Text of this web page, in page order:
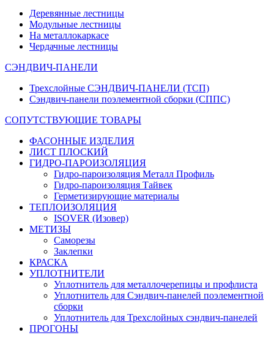
Деревянные лестницы
Модульные лестницы
На металлокаркасе
Чердачные лестницы
СЭНДВИЧ-ПАНЕЛИ
Трехслойные СЭНДВИЧ-ПАНЕЛИ (ТСП)
Сэндвич-панели поэлементной сборки (СППС)
СОПУТСТВУЮЩИЕ ТОВАРЫ
ФАСОННЫЕ ИЗДЕЛИЯ
ЛИСТ ПЛОСКИЙ
ГИДРО-ПАРОИЗОЛЯЦИЯ
Гидро-пароизоляция Металл Профиль
Гидро-пароизоляция Тайвек
Герметизирующие материалы
ТЕПЛОИЗОЛЯЦИЯ
ISOVER (Изовер)
МЕТИЗЫ
Саморезы
Заклепки
КРАСКА
УПЛОТНИТЕЛИ
Уплотнитель для металлочерепицы и профлиста
Уплотнитель для Сэндвич-панелей поэлементной
сборки
Уплотнитель для Трехслойных сэндвич-панелей
ПРОГОНЫ